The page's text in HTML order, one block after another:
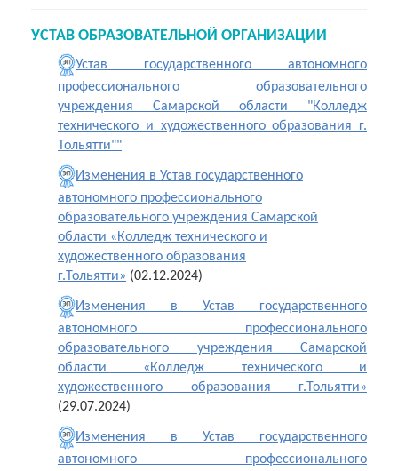
УСТАВ ОБРАЗОВАТЕЛЬНОЙ ОРГАНИЗАЦИИ
Устав государственного автономного
профессионального образовательного
учреждения Самарской области "Колледж
технического и художественного образования г.
Тольятти""
Изменения в Устав государственного
автономного профессионального
образовательного учреждения Самарской
области «Колледж технического и
художественного образования
г.Тольятти» (02.12.2024)
Изменения в Устав государственного
автономного профессионального
образовательного учреждения Самарской
области «Колледж технического и
художественного образования г.Тольятти»
(29.07.2024)
Изменения в Устав государственного
автономного профессионального